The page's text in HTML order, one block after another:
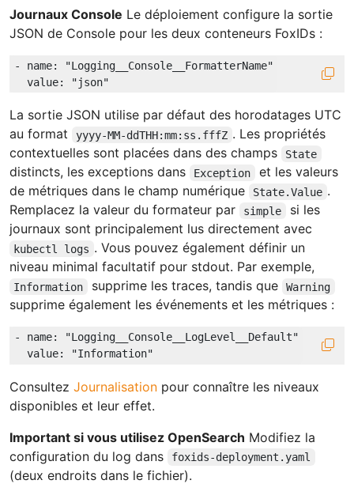
Journaux Console Le déploiement configure la sortie
JSON de Console pour les deux conteneurs FoxIDs :
- name:
"Logging__Console__FormatterName"
value:
"json"
La sortie JSON utilise par défaut des horodatages UTC
au format
yyyy-MM-ddTHH:mm:ss.fffZ . Les propriétés
contextuelles sont placées dans des champs
State
distincts, les exceptions dans Exception
et les valeurs
de métriques dans le champ numérique
State.Value .
Remplacez la valeur du formateur par
simple
si les
journaux sont principalement lus directement avec
kubectl logs . Vous pouvez également définir un
niveau minimal facultatif pour stdout. Par exemple,
Information supprime les traces, tandis que Warning
supprime également les événements et les métriques :
- name:
"Logging__Console__LogLevel__Default"
value:
"Information"
Consultez Journalisation pour connaître les niveaux
disponibles et leur effet.
Important si vous utilisez OpenSearch Modifiez la
configuration du log dans
foxids-deployment.yaml
(deux endroits dans le fichier).